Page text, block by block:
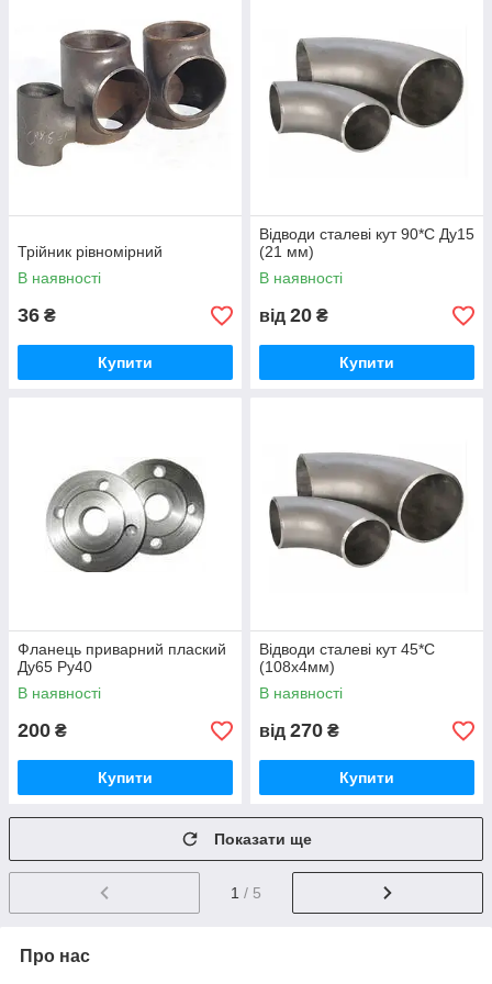
Трійник рівномірний
В наявності
36 ₴
Купити
Відводи сталеві кут 90*С Ду15
(21 мм)
В наявності
від 20 ₴
Купити
Фланець приварний плаский
Ду65 Ру40
В наявності
200 ₴
Купити
Відводи сталеві кут 45*С
(108х4мм)
В наявності
від 270 ₴
Купити
Показати ще
1 / 5
Про нас